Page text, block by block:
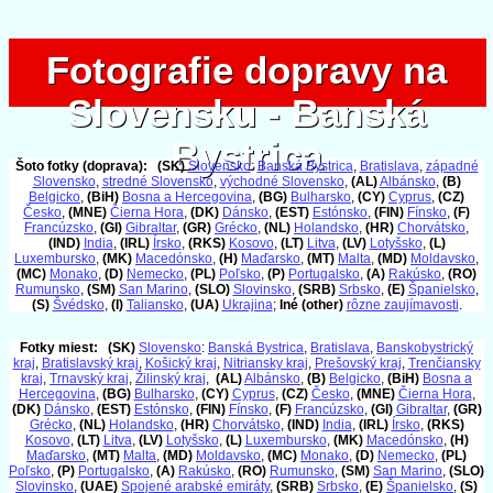
Fotografie dopravy na
Slovensku - Banská
Bystrica
Fotografie dopravy na
Slovensku - Banská
Bystrica
Šoto fotky (doprava): (SK) Slovensko:Banská Bystrica, Bratislava, západné
Slovensko, stredné Slovensko, východné Slovensko, (AL)Albánsko, (B)
Belgicko, (BiH) Bosna a Hercegovina, (BG) Bulharsko, (CY) Cyprus, (CZ)
Česko, (MNE) Čierna Hora, (DK) Dánsko, (EST) Estónsko, (FIN) Fínsko, (F)
Francúzsko, (GI) Gibraltar, (GR) Grécko, (NL) Holandsko, (HR) Chorvátsko,
(IND) India, (IRL) Írsko, (RKS) Kosovo, (LT) Litva, (LV) Lotyšsko, (L)
Luxembursko, (MK) Macedónsko, (H) Maďarsko, (MT) Malta, (MD) Moldavsko,
(MC) Monako, (D) Nemecko, (PL) Poľsko, (P) Portugalsko, (A) Rakúsko, (RO)
Rumunsko, (SM) San Marino, (SLO) Slovinsko, (SRB) Srbsko, (E) Španielsko,
(S) Švédsko, (I) Taliansko, (UA) Ukrajina; Iné (other) rôzne zaujímavosti.
Fotky miest: (SK) Slovensko: Banská Bystrica, Bratislava, Banskobystrický
kraj, Bratislavský kraj, Košický kraj, Nitriansky kraj, Prešovský kraj, Trenčiansky
kraj, Trnavský kraj, Žilinský kraj, (AL)Albánsko, (B) Belgicko, (BiH) Bosna a
Hercegovina, (BG) Bulharsko, (CY) Cyprus, (CZ) Česko, (MNE) Čierna Hora,
(DK) Dánsko, (EST) Estónsko, (FIN) Fínsko, (F) Francúzsko, (GI) Gibraltar, (GR)
Grécko, (NL) Holandsko, (HR) Chorvátsko, (IND) India, (IRL) Írsko, (RKS)
Kosovo, (LT) Litva, (LV) Lotyšsko, (L) Luxembursko, (MK) Macedónsko, (H)
Maďarsko, (MT) Malta, (MD) Moldavsko, (MC) Monako, (D) Nemecko, (PL)
Poľsko, (P) Portugalsko, (A) Rakúsko, (RO) Rumunsko, (SM) San Marino, (SLO)
Slovinsko, (UAE) Spojené arabské emiráty, (SRB) Srbsko, (E) Španielsko, (S)